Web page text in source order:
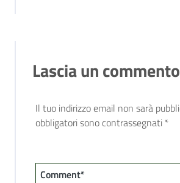
Lascia un commento
Il tuo indirizzo email non sarà
obbligatori sono contrassegnati *
Comment*